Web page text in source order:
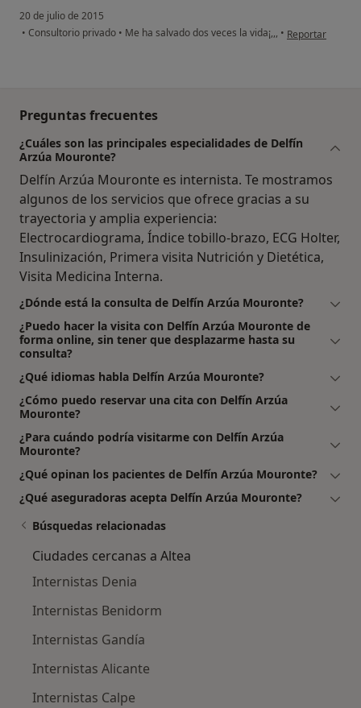
20 de julio de 2015
• Consultorio privado • Me ha salvado dos veces la vida¡,,, • en opinión del
Reportar
Preguntas frecuentes
¿Cuáles son las principales especialidades de Delfín
Arzúa Mouronte?
Delfín Arzúa Mouronte es internista. Te mostramos
algunos de los servicios que ofrece gracias a su
trayectoria y amplia experiencia:
Electrocardiograma, Índice tobillo-brazo, ECG Holter,
Insulinización, Primera visita Nutrición y Dietética,
Visita Medicina Interna.
¿Dónde está la consulta de Delfín Arzúa Mouronte?
¿Puedo hacer la visita con Delfín Arzúa Mouronte de
forma online, sin tener que desplazarme hasta su
consulta?
¿Qué idiomas habla Delfín Arzúa Mouronte?
¿Cómo puedo reservar una cita con Delfín Arzúa
Mouronte?
¿Para cuándo podría visitarme con Delfín Arzúa
Mouronte?
¿Qué opinan los pacientes de Delfín Arzúa Mouronte?
¿Qué aseguradoras acepta Delfín Arzúa Mouronte?
Búsquedas relacionadas
Ciudades cercanas a Altea
Internistas Denia
Internistas Benidorm
Internistas Gandía
Internistas Alicante
Internistas Calpe